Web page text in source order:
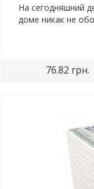
На сегодняшний
доме никак не
76.82 грн.